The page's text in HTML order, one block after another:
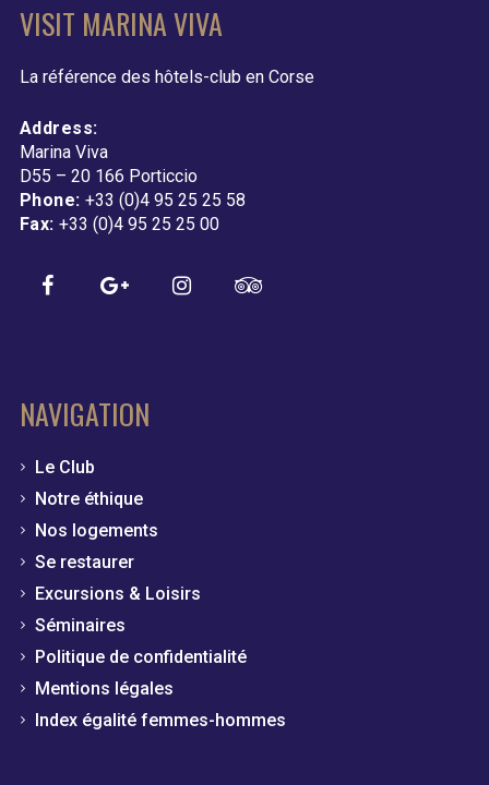
VISIT MARINA VIVA
La référence des hôtels-club en Corse
Address:
Marina Viva
D55 – 20 166 Porticcio
Phone: +33 (0)4 95 25 25 58
Fax: +33 (0)4 95 25 25 00
NAVIGATION
Le Club
Notre éthique
Nos logements
Se restaurer
Excursions & Loisirs
Séminaires
Politique de confidentialité
Mentions légales
Index égalité femmes-hommes